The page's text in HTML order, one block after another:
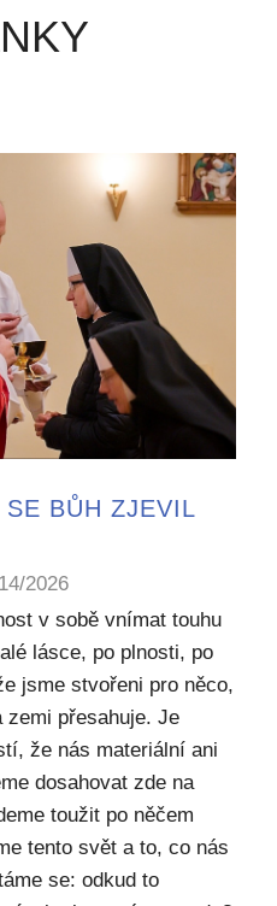
BŮH ZJEVIL
2026
v sobě vnímat touhu
lásce, po plnosti, po
jsme stvořeni pro něco,
přesahuje. Je
že nás materiální ani
dosahovat zde na
toužit po něčem
tento svět a to, co nás
se: odkud to